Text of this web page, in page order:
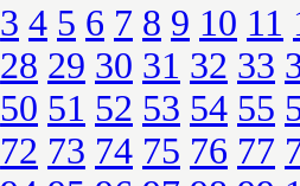
3 4 5 6 7 8 9 10 11
28 29 30 31 32 33
50 51 52 53 54 55
72 73 74 75 76 77